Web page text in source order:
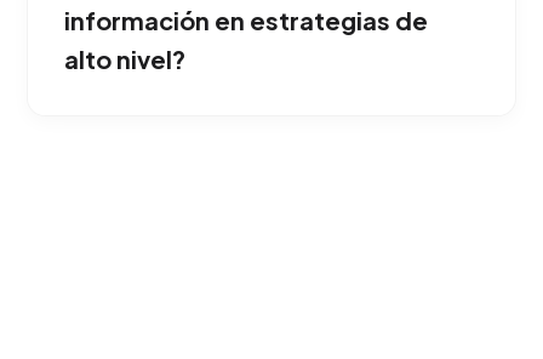
dentro de San Francisco de Macorís.
información en estrategias de
alto nivel?